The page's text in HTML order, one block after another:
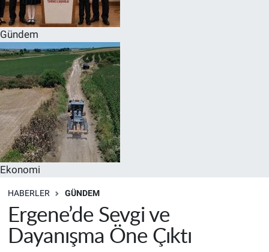
Gündem
Ekonomi
HABERLER GÜNDEM
Ergene’de Sevgi ve
Dayanışma Öne Çıktı